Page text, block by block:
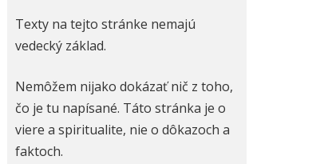
Texty na tejto stránke nemajú
vedecký základ.
Nemôžem nijako dokázať nič z toho,
čo je tu napísané. Táto stránka je o
viere a spiritualite, nie o dôkazoch a
faktoch.